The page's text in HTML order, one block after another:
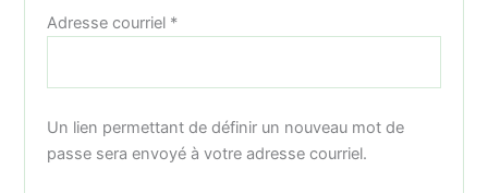
Adresse courriel *Obligatoire
Un lien permettant de définir un nouveau mot de
passe sera envoyé à votre adresse courriel.